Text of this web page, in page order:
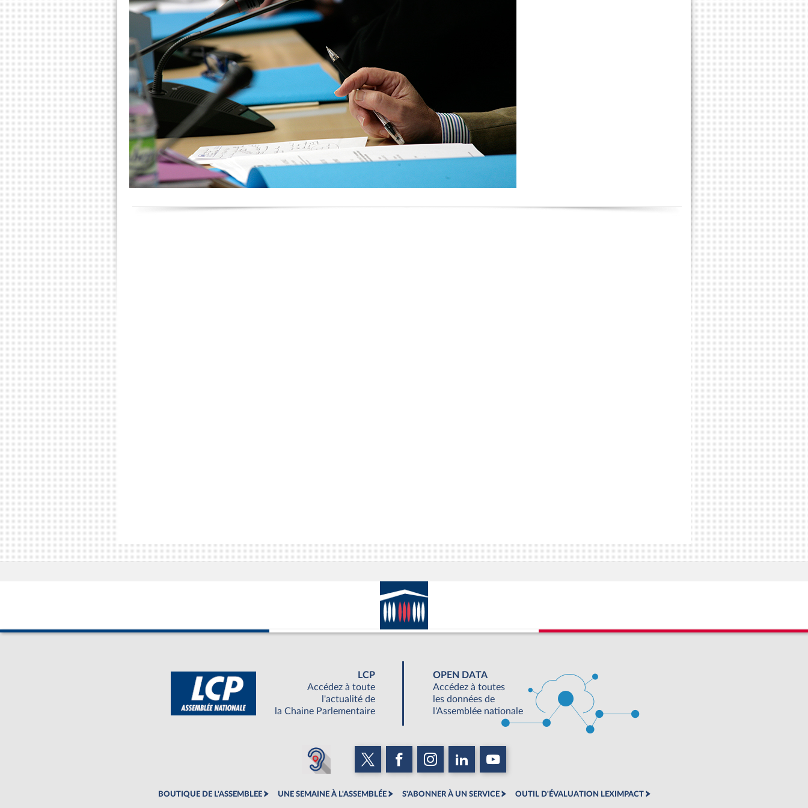
LCP
Accédez à toute
l'actualité de
la Chaine Parlementaire
OPEN DATA
Accédez à toutes
les données de
l'Assemblée nationale
BOUTIQUE DE L'ASSEMBLEE UNE SEMAINE À L'ASSEMBLÉE S'ABONNER À UN SERVICE OUTIL D'ÉVALUATION LEXIMPACT